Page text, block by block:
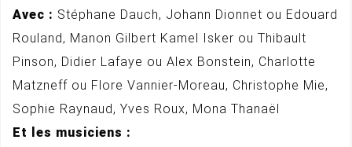
Avec : Stéphane Dauch, Johann Dionnet ou Edouard
Rouland, Manon Gilbert Kamel Isker ou Thibault
Pinson, Didier Lafaye ou Alex Bonstein, Charlotte
Matzneff ou Flore Vannier-Moreau, Christophe Mie,
Sophie Raynaud, Yves Roux, Mona Thanaël
Et les musiciens :